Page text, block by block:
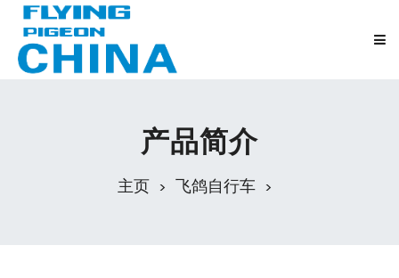
产品简介
主页 飞鸽自行车